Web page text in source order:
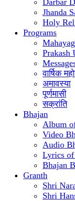
Darbar
Jhanda
Holy
Programs
Prakash
वार्षिक
अमावस्या
पूर्णमासी
सक्रांति
Bhajan
Album
Video
Audio
Lyrics
Bhajan
Granth
Shri
Shri